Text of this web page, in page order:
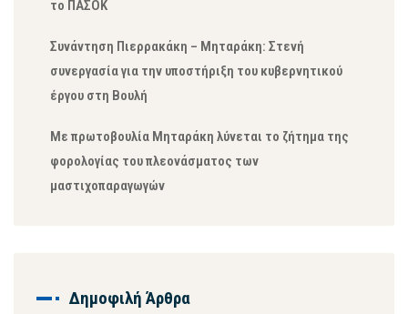
το ΠΑΣΟΚ
Συνάντηση Πιερρακάκη – Μηταράκη: Στενή
συνεργασία για την υποστήριξη του κυβερνητικού
έργου στη Βουλή
Με πρωτοβουλία Μηταράκη λύνεται το ζήτημα της
φορολογίας του πλεονάσματος των
μαστιχοπαραγωγών
Δημοφιλή Άρθρα